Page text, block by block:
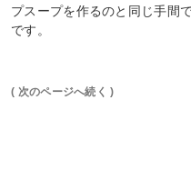
プスープを作るのと同じ手間
です。
( 次のページへ続く )